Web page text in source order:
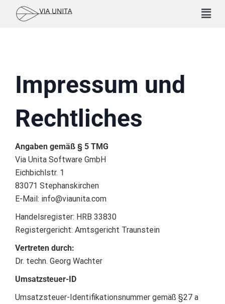
Impressum und
Rechtliches
Angaben gemäß § 5 TMG
Via Unita Software GmbH
Eichbichlstr. 1
83071 Stephanskirchen
E-Mail: info@viaunita.com
Handelsregister: HRB 33830
Registergericht: Amtsgericht Traunstein
Vertreten durch:
Dr. techn. Georg Wachter
Umsatzsteuer-ID
Umsatzsteuer-Identifikationsnummer gemäß §27 a